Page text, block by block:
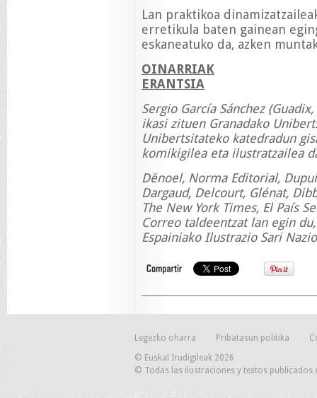
Lan praktikoa
erretikula baten gainean
eskaneatuko da, azken
OINARRIAK
ERANTSIA
Sergio García Sánchez
ikasi zituen Granadako
Unibertsitateko katedradun
komikigilea eta ilustratzailea
Dënoel, Norma Editorial,
Dargaud, Delcourt, Glénat,
The New York Times, El País
Correo taldeentzat lan egin
Espainiako Ilustrazio Sari
Legezko oharra Pribatasun politika
© Euskal Irudigileak 2026
© Todas las ilustraciones y textos publicados